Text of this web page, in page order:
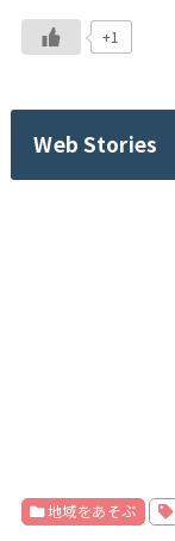
+1
Web Stories
地域をあそぶ